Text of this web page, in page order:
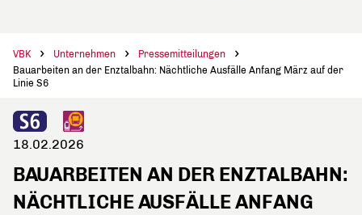
VBK Unternehmen
Pressemitteilungen
Bauarbeiten an der Enztalbahn: Nächtliche Ausfälle Anfang März auf der
Linie S6
18.02.2026
BAUARBEITEN AN DER ENZTALBAHN:
NÄCHTLICHE AUSFÄLLE ANFANG